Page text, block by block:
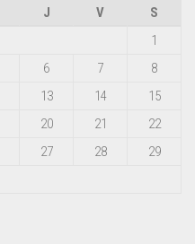
J V
S
1
6 7
8
13 14
15
20 21
22
27 28
29